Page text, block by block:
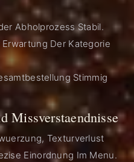
Abholprozess Stabil.
Der Kategorie
Stimmig
Missverstaendnisse
Texturverlust
Einordnung Im Menu.